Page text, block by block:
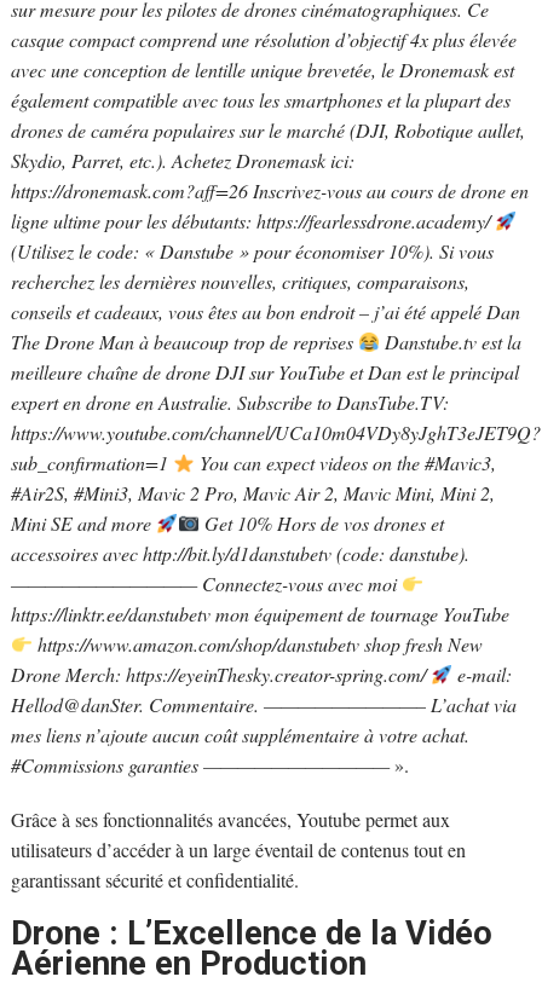
sur mesure pour les pilotes de drones cinématographiques. Ce
casque compact comprend une résolution d’objectif 4x plus élevée
avec une conception de lentille unique brevetée, le Dronemask est
également compatible avec tous les smartphones et la plupart des
drones de caméra populaires sur le marché (DJI, Robotique aullet,
Skydio, Parret, etc.). Achetez Dronemask ici:
https://dronemask.com?aff=26 Inscrivez-vous au cours de drone en
ligne ultime pour les débutants: https://fearlessdrone.academy/
(Utilisez le code: « Danstube » pour économiser 10%). Si vous
recherchez les dernières nouvelles, critiques, comparaisons,
conseils et cadeaux, vous êtes au bon endroit – j’ai été appelé Dan
The Drone Man à beaucoup trop de reprises
Danstube.tv est la
meilleure chaîne de drone DJI sur YouTube et Dan est le principal
expert en drone en Australie. Subscribe to DansTube.TV:
https://www.youtube.com/channel/UCa10m04VDy8yJghT3eJET9Q?
sub_confirmation=1
You can expect videos on the #Mavic3,
#Air2S, #Mini3, Mavic 2 Pro, Mavic Air 2, Mavic Mini, Mini 2,
Mini SE and more
Get 10% Hors de vos drones et
accessoires avec http://bit.ly/d1danstubetv (code: danstube).
——————————— Connectez-vous avec moi
https://linktr.ee/danstubetv mon équipement de tournage YouTube
https://www.amazon.com/shop/danstubetv shop fresh New
Drone Merch: https://eyeinThesky.creator-spring.com/
e-mail:
Hellod@danSter. Commentaire. —————————– L’achat via
mes liens n’ajoute aucun coût supplémentaire à votre achat.
#Commissions garanties ———————————».
Grâce à ses fonctionnalités avancées, Youtube permet aux
utilisateurs d’accéder à un large éventail de contenus tout en
garantissant sécurité et confidentialité.
Drone : L’Excellence de la Vidéo
Aérienne en Production